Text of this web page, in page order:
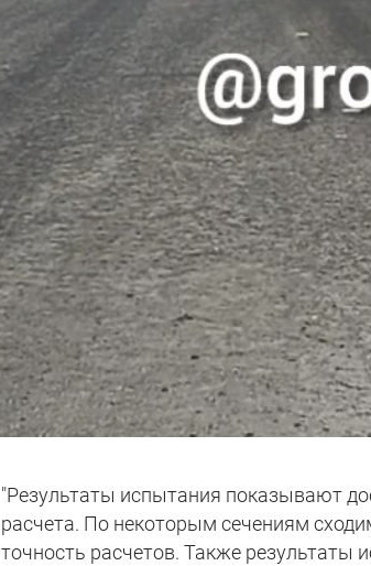
"Результаты испытания показывают
расчета. По некоторым сечениям
точность расчетов. Также результаты